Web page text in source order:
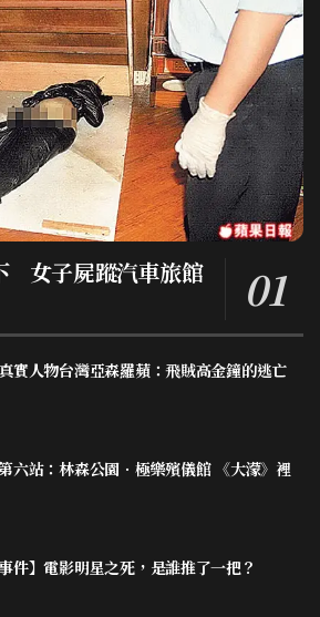
女子屍蹤汽車旅館
實人物台灣亞森羅蘋：飛賊高金鐘的逃亡
六站：林森公園．極樂殯儀館 《大濛》裡
件】電影明星之死，是誰推了一把？